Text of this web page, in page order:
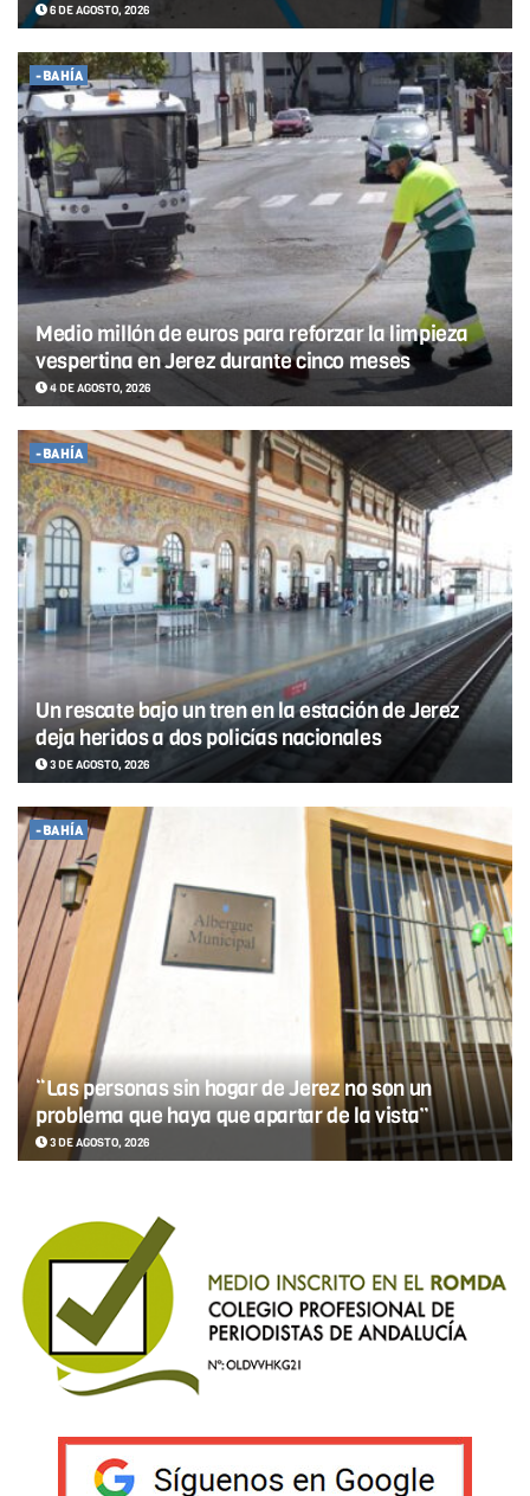
6 DE AGOSTO, 2026
-BAHÍA
Medio millón de euros para reforzar la limpieza
vespertina en Jerez durante cinco meses
4 DE AGOSTO, 2026
-BAHÍA
Un rescate bajo un tren en la estación de Jerez
deja heridos a dos policías nacionales
3 DE AGOSTO, 2026
-BAHÍA
“Las personas sin hogar de Jerez no son un
problema que haya que apartar de la vista”
3 DE AGOSTO, 2026